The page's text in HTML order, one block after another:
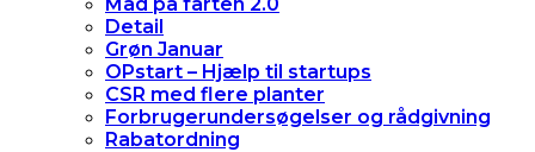
Detail
Grøn Januar
OPstart – Hjælp til startups
CSR med flere planter
Forbrugerundersøgelser og rådgivning
Rabatordning